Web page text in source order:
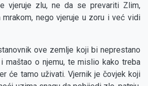
vjeruje zlu, ne da se prevariti Zlim,
mrakom, nego vjeruje u zoru i već vidi
ove zemlje koji bi neprestano
maštao o njemu, te mislio kako treba
će tamo uživati. Vjernik je čovjek koji